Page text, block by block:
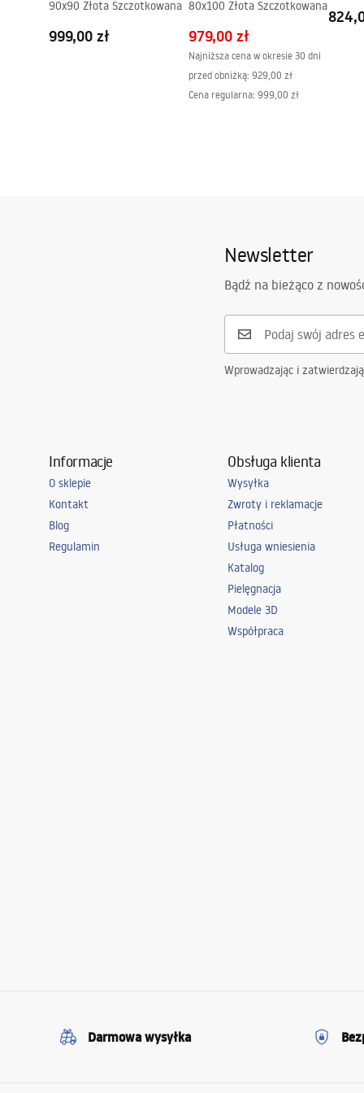
90x90 Złota Szczotkowana
999,00 zł
80x100 Złota Szczotkowana
979,00 zł
Najniższa cena w okresie 30 dni
przed obniżką: 929,00 zł
Cena regularna: 999,00 zł
Newsletter
Bądź na bieżąco z
Wprowadzając i
Informacje
O sklepie
Kontakt
Blog
Regulamin
Obsługa klienta
Wysyłka
Zwroty i reklamacje
Płatności
Usługa wniesienia
Katalog
Pielęgnacja
Modele 3D
Współpraca
Darmowa wysyłka